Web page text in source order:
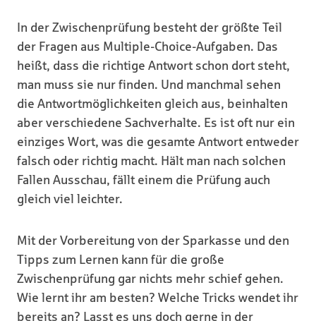
In der Zwischenprüfung besteht der größte Teil
der Fragen aus Multiple-Choice-Aufgaben. Das
heißt, dass die richtige Antwort schon dort steht,
man muss sie nur finden. Und manchmal sehen
die Antwortmöglichkeiten gleich aus, beinhalten
aber verschiedene Sachverhalte. Es ist oft nur ein
einziges Wort, was die gesamte Antwort entweder
falsch oder richtig macht. Hält man nach solchen
Fallen Ausschau, fällt einem die Prüfung auch
gleich viel leichter.
Mit der Vorbereitung von der Sparkasse und den
Tipps zum Lernen kann für die große
Zwischenprüfung gar nichts mehr schief gehen.
Wie lernt ihr am besten? Welche Tricks wendet ihr
bereits an? Lasst es uns doch gerne in der